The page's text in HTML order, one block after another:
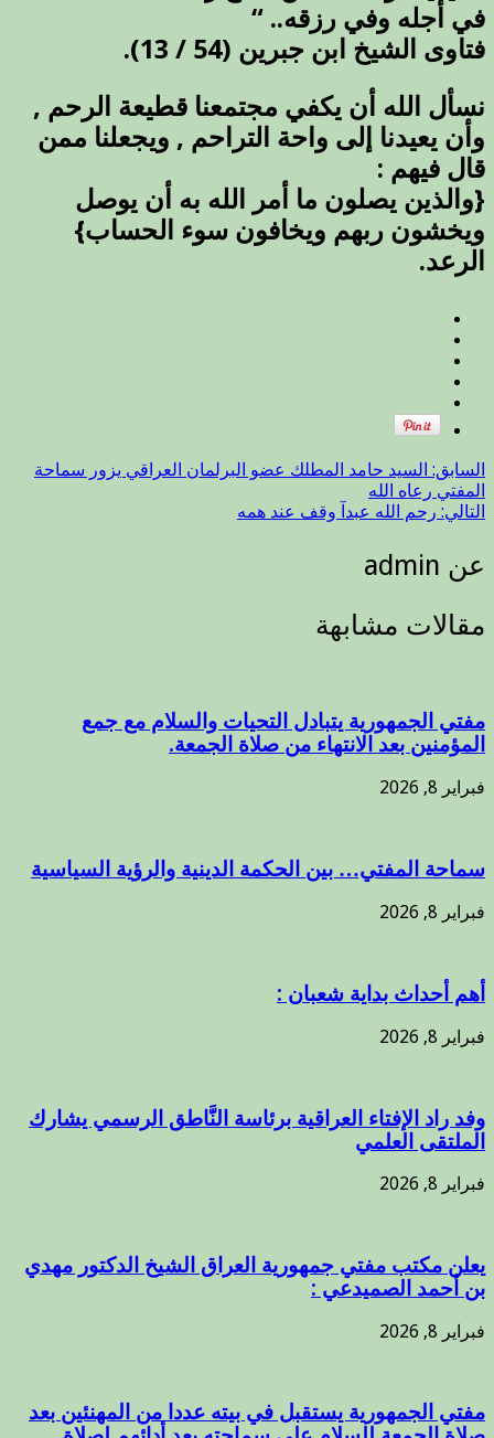
في أجله وفي رزقه.. “
فتاوى الشيخ ابن جبرين (54 / 13).
نسأل الله أن يكفي مجتمعنا قطيعة الرحم ,
وأن يعيدنا إلى واحة التراحم , ويجعلنا ممن
قال فيهم :
{والذين يصلون ما أمر الله به أن يوصل
ويخشون ربهم ويخافون سوء الحساب}
الرعد.
السابق: السيد حامد المطلك عضو البرلمان العراقي يزور سماحة
المفتي رعاه الله
التالي: رحم الله عبدآ وقف عند همه
عن admin
مقالات مشابهة
مفتي الجمهورية يتبادل التحيات والسلام مع جمع
المؤمنين بعد الانتهاء من صلاة الجمعة.
فبراير 8, 2026
سماحة المفتي… بين الحكمة الدينية والرؤية السياسية
فبراير 8, 2026
أهم أحداث بداية شعبان :
فبراير 8, 2026
وفد راد الإفتاء العراقية برئاسة النَّاطق الرسمي يشارك
الملتقى العلمي
فبراير 8, 2026
يعلن مكتب مفتي جمهورية العراق الشيخ الدكتور مهدي
بن أحمد الصميدعي :
فبراير 8, 2026
مفتي الجمهورية يستقبل في بيته عددا من المهنئين بعد